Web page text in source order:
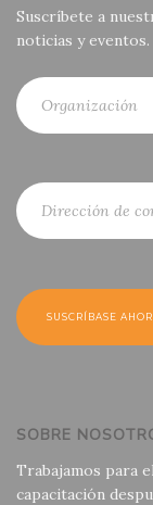
Suscríbete a
noticias y
SOBRE
Trabajamos para
capacitación